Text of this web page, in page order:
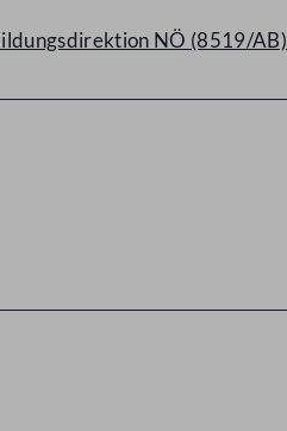
NÖ (8519/AB)